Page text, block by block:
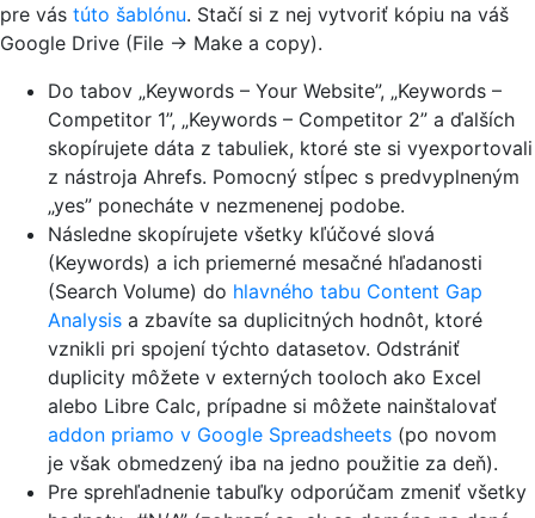
pre vás túto šablónu. Stačí si z nej vytvoriť kópiu na váš
Google Drive (File → Make a copy).
Do tabov „Keywords – Your Website”, „Keywords –
Competitor 1”, „Keywords – Competitor 2” a ďalších
skopírujete dáta z tabuliek, ktoré ste si vyexportovali
z nástroja Ahrefs. Pomocný stĺpec s predvyplneným
„yes” ponecháte v nezmenenej podobe.
Následne skopírujete všetky kľúčové slová
(Keywords) a ich priemerné mesačné hľadanosti
(Search Volume) do hlavného tabu Content Gap
Analysis a zbavíte sa duplicitných hodnôt, ktoré
vznikli pri spojení týchto datasetov. Odstrániť
duplicity môžete v externých tooloch ako Excel
alebo Libre Calc, prípadne si môžete nainštalovať
addon priamo v Google Spreadsheets (po novom
je však obmedzený iba na jedno použitie za deň).
Pre sprehľadnenie tabuľky odporúčam zmeniť všetky